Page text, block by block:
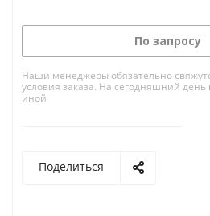
По запросу
Наши менеджеры обязательно
условия заказа. На сегодняшний
иной
Поделиться